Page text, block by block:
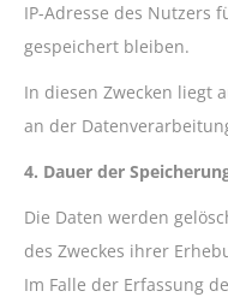
IP-Adresse des Nutzers
gespeichert bleiben.
In diesen Zwecken liegt
an der
4. Dauer der
Die Daten werden
des Zweckes ihrer
Im Falle der Erfassung